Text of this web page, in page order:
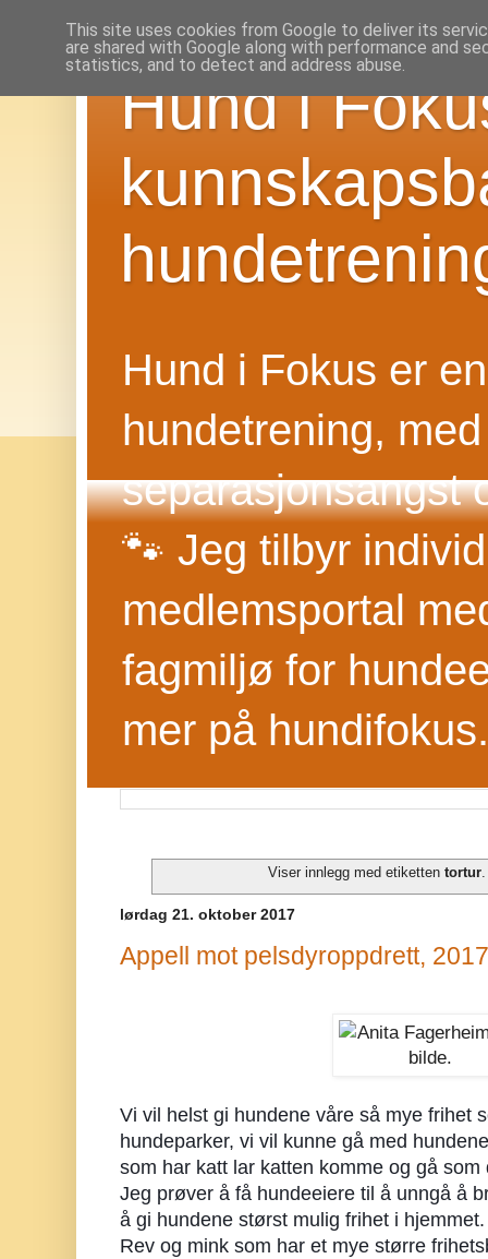
Hund i
Hund i Fokus er
hundetrening,
separasjonsangst
🐾 Jeg tilbyr
medlemsportal
fagmiljø for
mer på
Viser innlegg med etikettentortur
lørdag 21. oktober 2017
Appell mot pelsdyroppdrett, 2017
Vi vil helst gi hundene våre så mye frihet
hundeparker, vi vil kunne gå med
som har katt lar katten komme og gå
Jeg prøver å få hundeeiere til å unngå å
å gi hundene størst mulig frihet i hjemmet.
Rev og mink som har et mye større
This site uses cookies from Google to deliver its
are shared with Google along with performance and
statistics, and to detect and address abuse.